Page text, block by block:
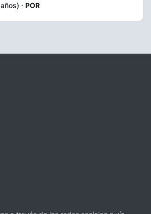
· POR